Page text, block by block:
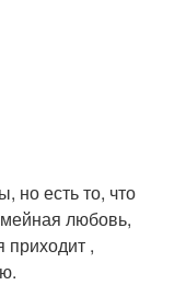
но есть то, что
любовь,
приходит ,